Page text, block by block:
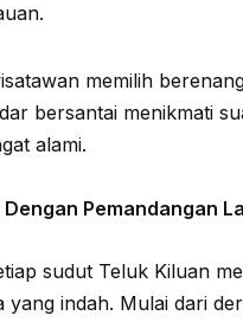
memilih
bersantai menikmati
alami.
Dengan Pemandangan
sudut Teluk Kiluan
yang indah. Mulai dari